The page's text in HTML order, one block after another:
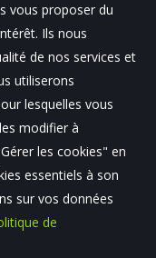
vous proposer du
Ils nous
de nos services et
utiliserons
lesquelles vous
modifier à
les cookies" en
essentiels à son
sur vos données
de